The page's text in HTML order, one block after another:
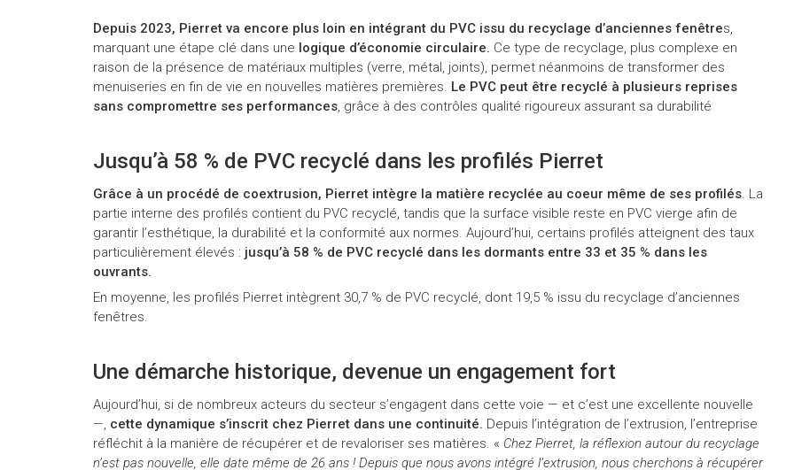
Depuis 2023, Pierret va encore plus loin en intégrant du PVC issu du recyclage d’anciennes fenêtres,
marquant une étape clé dans une logique d’économie circulaire. Ce type de recyclage, plus complexe en
raison de la présence de matériaux multiples (verre, métal, joints), permet néanmoins de transformer des
menuiseries en fin de vie en nouvelles matières premières. Le PVC peut être recyclé à plusieurs reprises
sans compromettre ses performances, grâce à des contrôles qualité rigoureux assurant sa durabilité
Jusqu’à 58 % de PVC recyclé dans les profilés Pierret
Grâce à un procédé de coextrusion, Pierret intègre la matière recyclée au coeur même de ses profilés. La
partie interne des profilés contient du PVC recyclé, tandis que la surface visible reste en PVC vierge afin de
garantir l’esthétique, la durabilité et la conformité aux normes. Aujourd’hui, certains profilés atteignent des taux
particulièrement élevés : jusqu’à 58 % de PVC recyclé dans les dormants entre 33 et 35 % dans les
ouvrants.
En moyenne, les profilés Pierret intègrent 30,7 % de PVC recyclé, dont 19,5 % issu du recyclage d’anciennes
fenêtres.
Une démarche historique, devenue un engagement fort
Aujourd’hui, si de nombreux acteurs du secteur s’engagent dans cette voie — et c’est une excellente nouvelle
—, cette dynamique s’inscrit chez Pierret dans une continuité. Depuis l’intégration de l’extrusion, l’entreprise
réfléchit à la manière de récupérer et de revaloriser ses matières. « Chez Pierret, la réflexion autour du recyclage
n’est pas nouvelle, elle date même de 26 ans ! Depuis que nous avons intégré l’extrusion, nous cherchons à récupérer